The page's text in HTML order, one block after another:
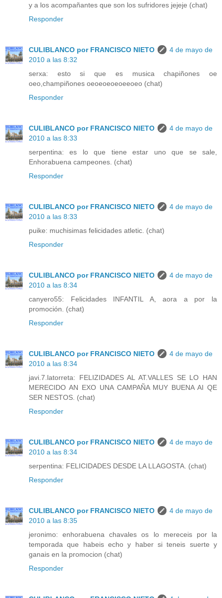
y a los acompañantes que son los sufridores jejeje (chat)
Responder
CULIBLANCO por FRANCISCO NIETO
4 de mayo de
2010 a las 8:32
serxa: esto si que es musica chapiñones oe
oeo,champiñones oeoeoeoeoeeoeo (chat)
Responder
CULIBLANCO por FRANCISCO NIETO
4 de mayo de
2010 a las 8:33
serpentina: es lo que tiene estar uno que se sale,
Enhorabuena campeones. (chat)
Responder
CULIBLANCO por FRANCISCO NIETO
4 de mayo de
2010 a las 8:33
puike: muchisimas felicidades atletic. (chat)
Responder
CULIBLANCO por FRANCISCO NIETO
4 de mayo de
2010 a las 8:34
canyero55: Felicidades INFANTIL A, aora a por la
promoción. (chat)
Responder
CULIBLANCO por FRANCISCO NIETO
4 de mayo de
2010 a las 8:34
javi.7.latorreta: FELIZIDADES AL AT.VALLES SE LO HAN
MERECIDO AN EXO UNA CAMPAÑA MUY BUENA AI QE
SER NESTOS. (chat)
Responder
CULIBLANCO por FRANCISCO NIETO
4 de mayo de
2010 a las 8:34
serpentina: FELICIDADES DESDE LA LLAGOSTA. (chat)
Responder
CULIBLANCO por FRANCISCO NIETO
4 de mayo de
2010 a las 8:35
jeronimo: enhorabuena chavales os lo mereceis por la
temporada que habeis echo y haber si teneis suerte y
ganais en la promocion (chat)
Responder